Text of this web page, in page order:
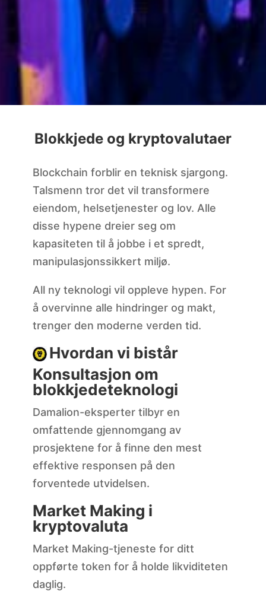
Blokkjede og kryptovalutaer
Blockchain forblir en teknisk sjargong.
Talsmenn tror det vil transformere
eiendom, helsetjenester og lov. Alle
disse hypene dreier seg om
kapasiteten til å jobbe i et spredt,
manipulasjonssikkert miljø.
All ny teknologi vil oppleve hypen. For
å overvinne alle hindringer og makt,
trenger den moderne verden tid.
Hvordan vi bistår
Konsultasjon om
blokkjedeteknologi
Damalion-eksperter tilbyr en
omfattende gjennomgang av
prosjektene for å finne den mest
effektive responsen på den
forventede utvidelsen.
Market Making i
kryptovaluta
Market Making-tjeneste for ditt
oppførte token for å holde likviditeten
daglig.